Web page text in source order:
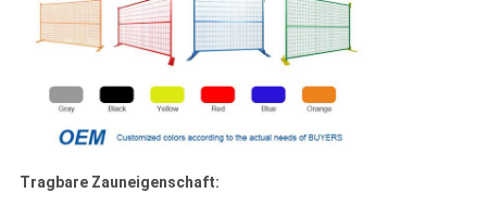
Tragbare Zauneigenschaft: